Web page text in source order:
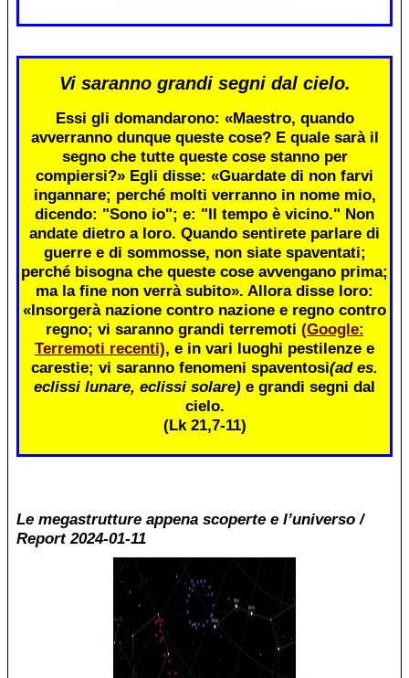
Vi saranno grandi segni dal cielo.
Essi gli domandarono: «Maestro, quando
avverranno dunque queste cose? E quale sarà il
segno che tutte queste cose stanno per
compiersi?» Egli disse: «Guardate di non farvi
ingannare; perché molti verranno in nome mio,
dicendo: "Sono io"; e: "Il tempo è vicino." Non
andate dietro a loro. Quando sentirete parlare di
guerre e di sommosse, non siate spaventati;
perché bisogna che queste cose avvengano prima;
ma la fine non verrà subito». Allora disse loro:
«Insorgerà nazione contro nazione e regno contro
regno; vi saranno grandi terremoti (Google:
Terremoti recenti), e in vari luoghi pestilenze e
carestie; vi saranno fenomeni spaventosi(ad es.
eclissi lunare, eclissi solare) e grandi segni dal
cielo.
(Lk 21,7-11)
Le megastrutture appena scoperte e l’universo /
Report 2024-01-11